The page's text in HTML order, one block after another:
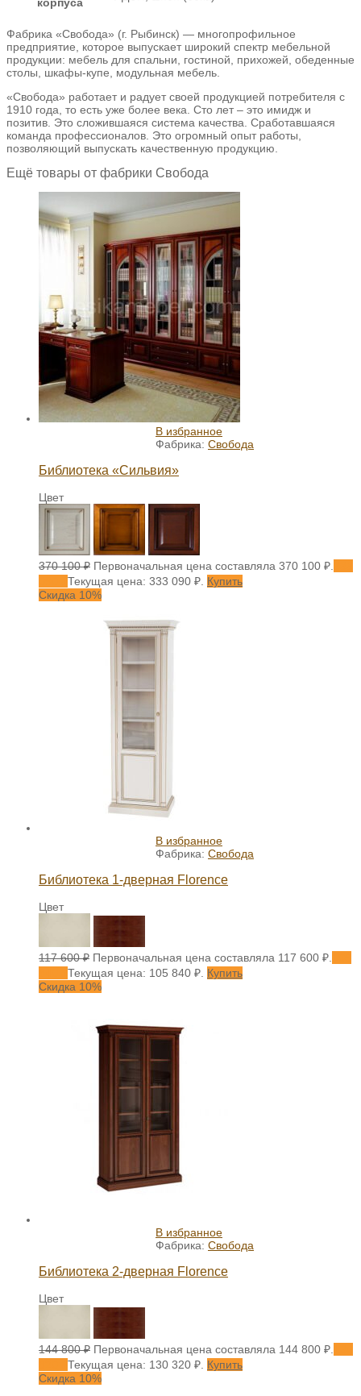
корпуса
Фабрика «Свобода» (г. Рыбинск) — многопрофильное
предприятие, которое выпускает широкий спектр мебельной
продукции: мебель для спальни, гостиной, прихожей, обеденные
столы, шкафы-купе, модульная мебель.
«Свобода» работает и радует своей продукцией потребителя с
1910 года, то есть уже более века. Сто лет – это имидж и
позитив. Это сложившаяся система качества. Сработавшаяся
команда профессионалов. Это огромный опыт работы,
позволяющий выпускать качественную продукцию.
Ещё товары от фабрики Свобода
В избранное
Фабрика: Свобода
Библиотека «Сильвия»
Цвет
370 100₽ Первоначальная цена составляла 370 100 ₽.
Текущая цена: 333 090 ₽. Купить
Скидка 10%
В избранное
Фабрика: Свобода
Библиотека 1-дверная Florence
Цвет
117 600₽ Первоначальная цена составляла 117 600 ₽.
Текущая цена: 105 840 ₽. Купить
Скидка 10%
В избранное
Фабрика: Свобода
Библиотека 2-дверная Florence
Цвет
144 800₽ Первоначальная цена составляла 144 800 ₽.
Текущая цена: 130 320 ₽. Купить
Скидка 10%